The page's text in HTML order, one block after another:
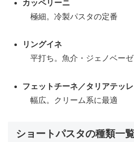
カッペリーニ
極細。冷製パスタの定番
リングイネ
平打ち。魚介・ジェノベー
フェットチーネ／タリアテッレ
幅広。クリーム系に最適
ショートパスタの種類一